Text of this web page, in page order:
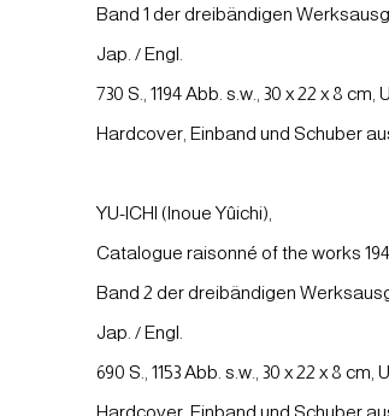
Band 1 der dreibändigen
Jap. / Engl.
730 S., 1194 Abb. s.w., 30 x 22 x 8 cm,
Hardcover, Einband und Schuber
YU-ICHI (Inoue Yûichi),
Catalogue raisonné of the works
Band 2 der dreibändigen
Jap. / Engl.
690 S., 1153 Abb. s.w., 30 x 22 x 8
Hardcover, Einband und Schuber